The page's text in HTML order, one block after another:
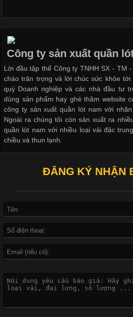
Các Form Áo Thun Phổ Biến Hiện
Ngành May Mặc Áo thun là một trong
thuộc và được sử dụng phổ biến nhất
dạng về màu sắc hay chất liệu, áo
khác nhau để phù hợp với từng phong
cầu
Khám Phá Áo Phông Trang Phục
Công ty sản xuất quần
Lời đầu tập thể Công ty TNHH SX - TM
chào trân trọng và lời chúc sức khỏe
quý Doanh nghiệp và các nhà đầu tư
dùng sản phẩm hay ghé thăm website
công ty sản xuất quần lót nam với
Ngoài ra chúng tôi còn sản xuất ra
quần lót nam với nhiều loại vải đặc
chiều và thun lạnh.
ĐĂNG KÝ NHẬN